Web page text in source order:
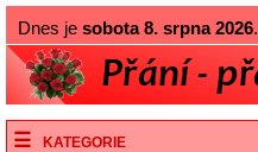
Dnes je sobota 8. srpna 2026.
KATEGORIE